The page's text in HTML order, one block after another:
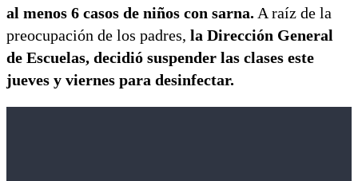
al menos 6 casos de niños con sarna. A raíz de la
preocupación de los padres, la Dirección General
de Escuelas, decidió suspender las clases este
jueves y viernes para desinfectar.